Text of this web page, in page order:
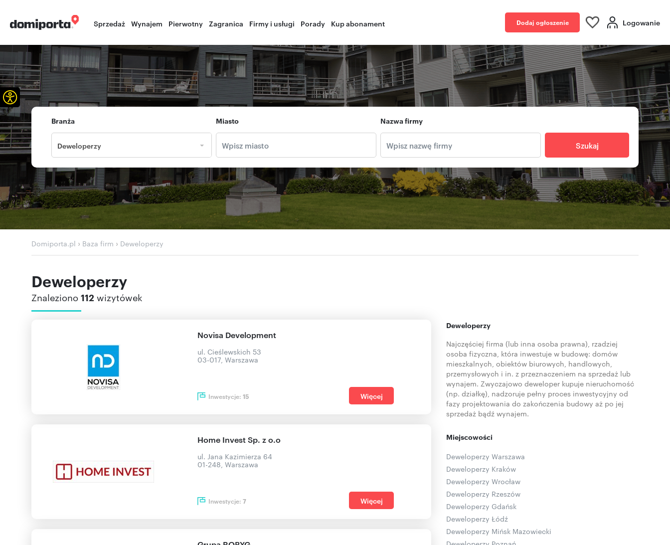
Sprzedaż Wynajem Pierwotny Zagranica Firmy i usługi Porady Kup abonament Dodaj ogłoszenie Logowanie
Branża
Deweloperzy
Miasto Nazwa firmy
Szukaj
Domiporta.pl › Baza firm › Deweloperzy
Deweloperzy
Znaleziono 112 wizytówek
Novisa Development
ul. Cieślewskich 53
03-017, Warszawa
Inwestycje: 15 Więcej
Home Invest Sp. z o.o
ul. Jana Kazimierza 64
01-248, Warszawa
Inwestycje: 7 Więcej
Deweloperzy
Najczęściej firma (lub inna osoba prawna), rzadziej
osoba fizyczna, która inwestuje w budowę: domów
mieszkalnych, obiektów biurowych, handlowych,
przemysłowych i in. z przeznaczeniem na sprzedaż lub
wynajem. Zwyczajowo deweloper kupuje nieruchomość
(np. działkę), nadzoruje pełny proces inwestycyjny od
fazy projektowania do zakończenia budowy aż po jej
sprzedaż bądź wynajem.
Miejscowości
Deweloperzy Warszawa
Deweloperzy Kraków
Deweloperzy Wrocław
Deweloperzy Rzeszów
Deweloperzy Gdańsk
Deweloperzy Łódź
Deweloperzy Mińsk Mazowiecki
Otwórz pasek narzędzi